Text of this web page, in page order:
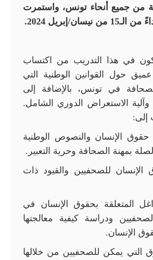
من جميع أنحاء تونس، واستمرت
في هذا التدريب من اكتساب
حول القوانين الوطنية التي
في تونس، بالإضافة إلى
وآلية الاستعراض الدوري الشامل.
إلى:
الإنسان والنصوص الوطنية
بمهنة الصحافة وحرية التعبير.
للصحفيين والقيود ذات
المتعلقة بحقوق الإنسان في
ودراسة كيفية معالجتها
الإنسان.
التي يمكن للصحفيين من خلالها